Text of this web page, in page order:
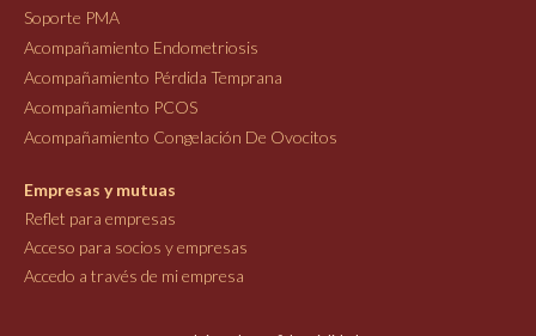
Soporte PMA
Acompañamiento Endometriosis
Acompañamiento Pérdida Temprana
Acompañamiento PCOS
Acompañamiento Congelación De Ovocitos
Empresas y mutuas
Reflet para empresas
Acceso para socios y empresas
Accedo a través de mi empresa